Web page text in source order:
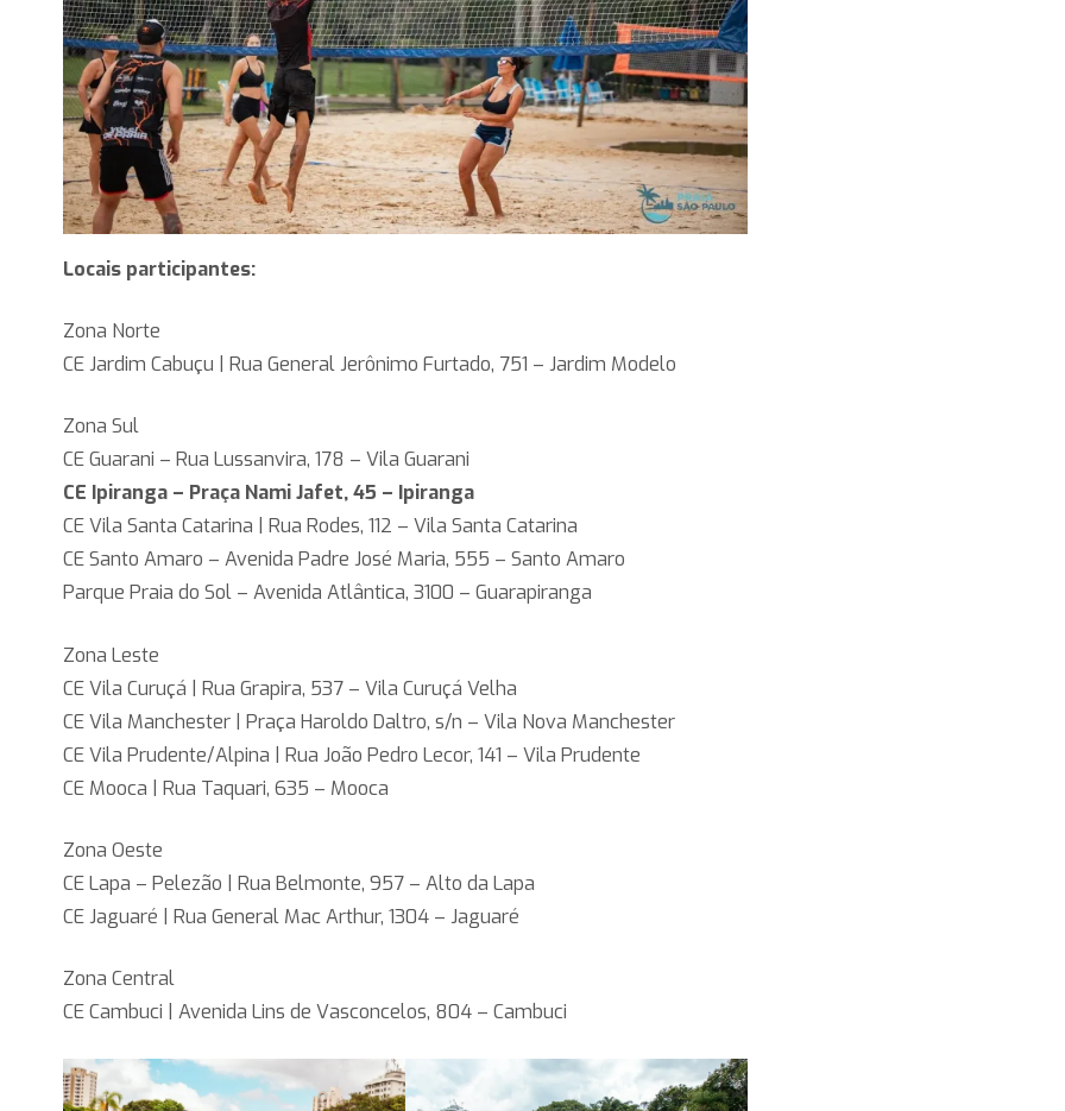
Locais participantes:
Zona Norte
CE Jardim Cabuçu | Rua General Jerônimo Furtado, 751 – Jardim Modelo
Zona Sul
CE Guarani – Rua Lussanvira, 178 – Vila Guarani
CE Ipiranga – Praça Nami Jafet, 45 – Ipiranga
CE Vila Santa Catarina | Rua Rodes, 112 – Vila Santa Catarina
CE Santo Amaro – Avenida Padre José Maria, 555 – Santo Amaro
Parque Praia do Sol – Avenida Atlântica, 3100 – Guarapiranga
Zona Leste
CE Vila Curuçá | Rua Grapira, 537 – Vila Curuçá Velha
CE Vila Manchester | Praça Haroldo Daltro, s/n – Vila Nova Manchester
CE Vila Prudente/Alpina | Rua João Pedro Lecor, 141 – Vila Prudente
CE Mooca | Rua Taquari, 635 – Mooca
Zona Oeste
CE Lapa – Pelezão | Rua Belmonte, 957 – Alto da Lapa
CE Jaguaré | Rua General Mac Arthur, 1304 – Jaguaré
Zona Central
CE Cambuci | Avenida Lins de Vasconcelos, 804 – Cambuci